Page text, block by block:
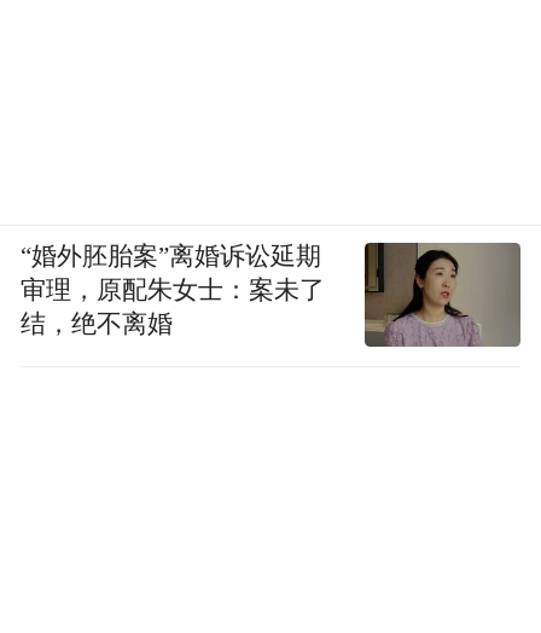
“婚外胚胎案”离婚诉讼延期
审理，原配朱女士：案未了
结，绝不离婚